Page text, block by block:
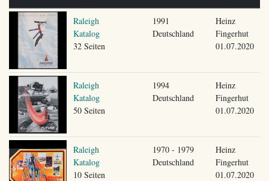
Raleigh
Katalog
32 Seiten
1991
Deutschland
Heinz
Fingerhut
01.07.2020
Raleigh
Katalog
50 Seiten
1994
Deutschland
Heinz
Fingerhut
01.07.2020
Raleigh
Katalog
10 Seiten
1970 - 1979
Deutschland
Heinz
Fingerhut
01.07.2020